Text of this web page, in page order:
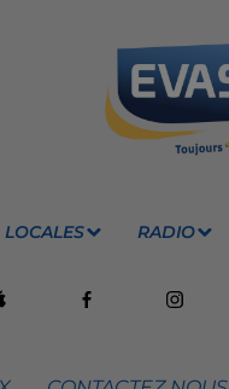
RADIO